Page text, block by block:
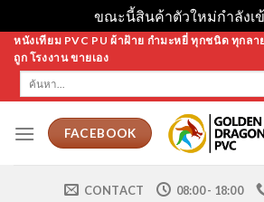
ขณะนี้สินค้าตัวใหม่กำลังเ
Skip
content
หนังเทียม PVC PU ผ้าฝ้าย กำมะหยี่ ทุกชนิด ทุกล
ถูก โรงงาน ขายเอง
ค้นหา:
FACEBOOK
CONTACT 08:00 - 18:00